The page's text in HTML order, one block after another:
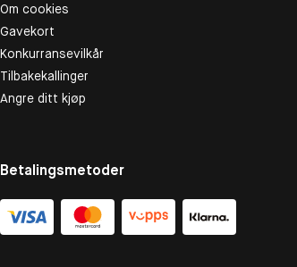
Om cookies
Gavekort
Konkurransevilkår
Tilbakekallinger
Angre ditt kjøp
Betalingsmetoder